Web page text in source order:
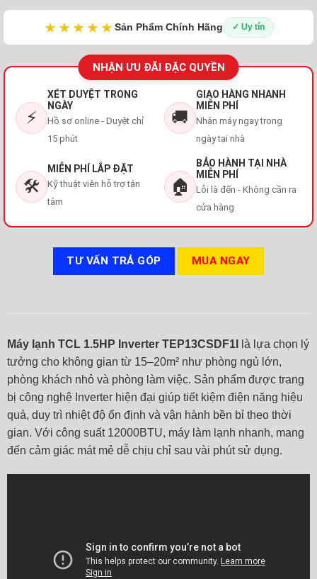
★★★★★Sản Phẩm Chính Hãng ✓ Uy tín
NHẬN ƯU ĐÃI ĐẶC QUYỀN
⚡
XÉT DUYỆT TRONG
NGÀY
Hồ sơ online - Duyệt chỉ
15 phút
🚚
GIAO HÀNG NHANH
MIỄN PHÍ
Nhận máy ngay trong
ngày tại nhà
🛠️
MIỄN PHÍ LẮP ĐẶT
Kỹ thuật viên hỗ trợ tận
tâm
🏠
BẢO HÀNH TẠI NHÀ
MIỄN PHÍ
Lỗi là đến - Không cần ra
cửa hàng
TƯ VẤN TRẢ GÓP MUA NGAY
Máy lạnh TCL 1.5HP Inverter TEP13CSDF1I
là lựa chọn lý
tưởng cho không gian từ 15–20m² như phòng ngủ lớn,
phòng khách nhỏ và phòng làm việc. Sản phẩm được trang
bị công nghệ Inverter hiện đại giúp tiết kiệm điện năng hiệu
quả, duy trì nhiệt độ ổn định và vận hành bền bỉ theo thời
gian. Với công suất 12000BTU, máy làm lạnh nhanh, mang
đến cảm giác mát mẻ dễ chịu chỉ sau vài phút sử dụng.